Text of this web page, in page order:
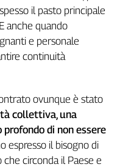
il pasto principale
anche quando
e personale
continuità
ovunque è stato
collettiva, una
di non essere
espresso il bisogno di
circonda il Paese e